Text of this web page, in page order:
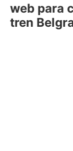
web para
tren